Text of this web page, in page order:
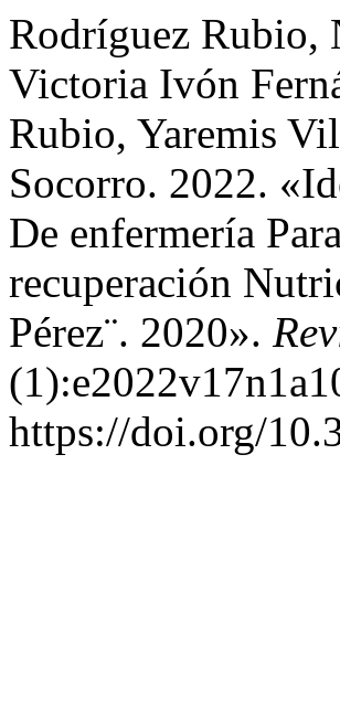
Rodríguez Rubio,
Victoria Ivón
Rubio, Yaremis
Socorro. 2022.
De enfermería
recuperación
Pérez¨. 2020».
https://doi.org/